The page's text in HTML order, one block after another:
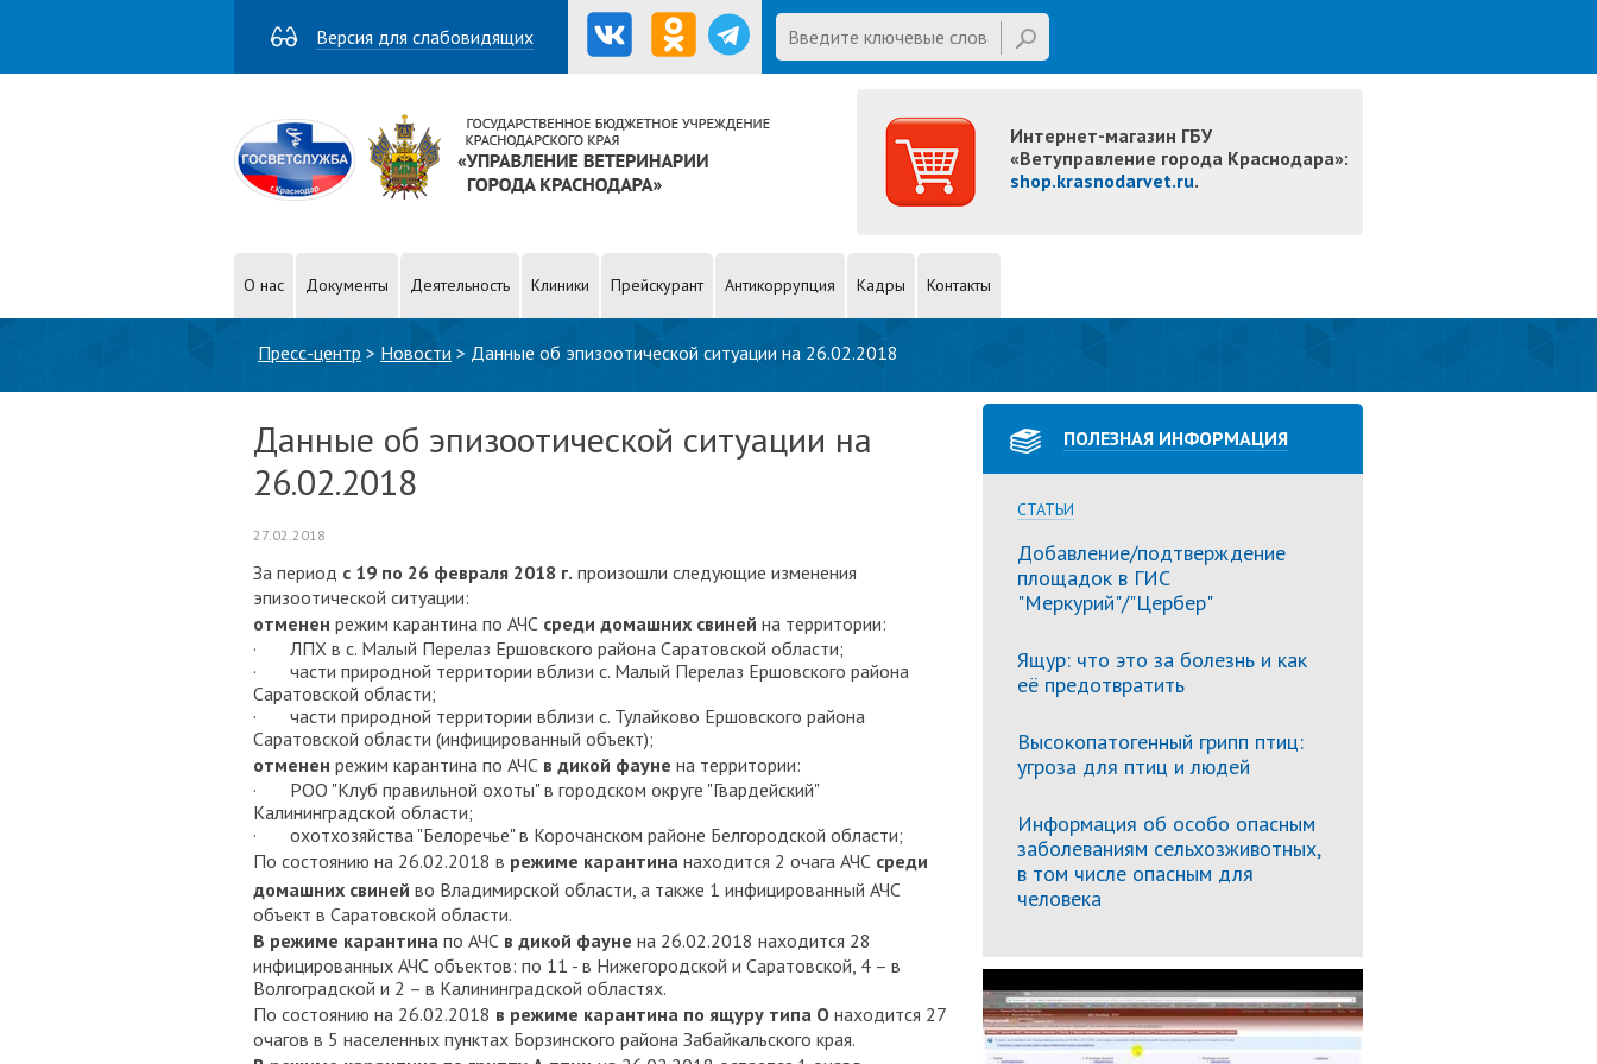
Версия для слабовидящих
Введите ключевые слова для
поиска
Интернет-магазин ГБУ
«Ветуправление города Краснодара»:
shop.krasnodarvet.ru.
О нас Документы Деятельность Клиники Прейскурант Антикоррупция Кадры Контакты
Пресс-центр > Новости > Данные об эпизоотической ситуации на 26.02.2018
Данные об эпизоотической ситуации на
26.02.2018
27.02.2018
За период с 19 по 26 февраля 2018 г. произошли следующие изменения
эпизоотической ситуации:
отменен режим карантина по АЧС среди домашних свиней на территории:
· ЛПХ в с. Малый Перелаз Ершовского района Саратовской области;
· части природной территории вблизи с. Малый Перелаз Ершовского района
Саратовской области;
· части природной территории вблизи с. Тулайково Ершовского района
Саратовской области (инфицированный объект);
отменен режим карантина по АЧС в дикой фауне на территории:
· РОО "Клуб правильной охоты" в городском округе "Гвардейский"
Калининградской области;
· охотхозяйства "Белоречье" в Корочанском районе Белгородской области;
По состоянию на 26.02.2018 в режиме карантина находится 2 очага АЧС среди
домашних свиней во Владимирской области, а также 1 инфицированный АЧС
объект в Саратовской области.
В режиме карантина по АЧС в дикой фауне на 26.02.2018 находится 28
инфицированных АЧС объектов: по 11 - в Нижегородской и Саратовской, 4 – в
Волгоградской и 2 – в Калининградской областях.
По состоянию на 26.02.2018 в режиме карантина по ящуру типа О находится 27
очагов в 5 населенных пунктах Борзинского района Забайкальского края.
ПОЛЕЗНАЯ ИНФОРМАЦИЯ
СТАТЬИ
Добавление/подтверждение
площадок в ГИС
"Меркурий"/"Цербер"
Ящур: что это за болезнь и как
её предотвратить
Высокопатогенный грипп птиц:
угроза для птиц и людей
Информация об особо опасным
заболеваниям сельхозживотных,
в том числе опасным для
человека